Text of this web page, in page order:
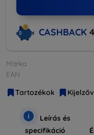
CASHBACK
Márka
EAN
Tartozékok
Leírás és
specifikáció